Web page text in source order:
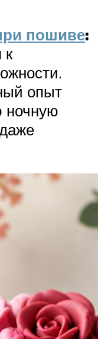
пошиве:
к
опыт
ночную